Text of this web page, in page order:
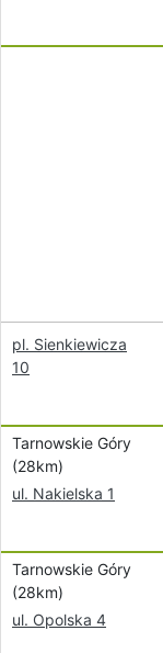
pl. Sienkiewicza
10
Tarnowskie Góry
(28km)
ul. Nakielska 1
Tarnowskie Góry
(28km)
ul. Opolska 4